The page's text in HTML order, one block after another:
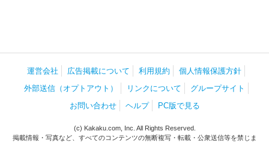
運営会社 広告掲載について 利用規約
個人情報保護方針
外部送信（オプトアウト）
リンクについて
グループサイト
お問い合わせ
ヘルプ PC版で見る
(c) Kakaku.com, Inc. All Rights Reserved.
掲載情報・写真など、すべてのコンテンツの無断複写・転載・公衆送信等を禁じま